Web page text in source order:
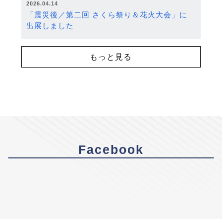
2026.04.14
「震災後／第二回 さくら祭り＆花火大会」に
出展しました
もっと見る
Facebook